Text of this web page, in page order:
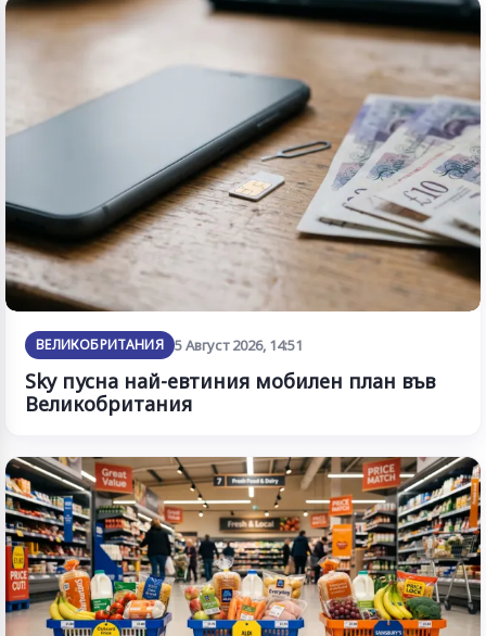
ВЕЛИКОБРИТАНИЯ 5 Август 2026, 14:51
Sky пусна най-евтиния мобилен план във
Великобритания